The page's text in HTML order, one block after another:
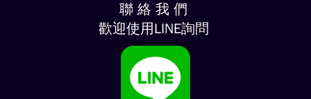
聯 絡 我 們
歡迎使用LINE詢問